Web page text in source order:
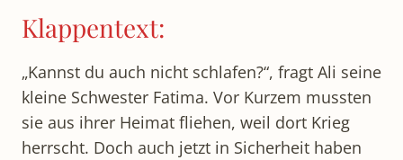
Klappentext:
„Kannst du auch nicht schlafen?“, fragt Ali seine
kleine Schwester Fatima. Vor Kurzem mussten
sie aus ihrer Heimat fliehen, weil dort Krieg
herrscht. Doch auch jetzt in Sicherheit haben